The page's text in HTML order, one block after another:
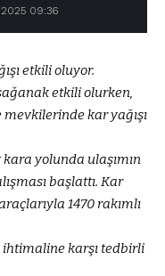
09:36
etkili oluyor.
etkili olurken,
kar yağışı
yolunda ulaşımın
başlattı. Kar
1470 rakımlı
karşı tedbirli